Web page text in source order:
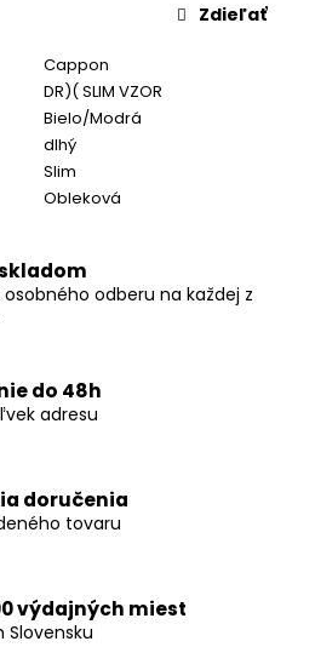
Cappon
DR)( SLIM VZOR
Bielo/Modrá
dlhý
Slim
Obleková
Zdieľať
odberu na každej z
do 48h
adresu
doručenia
tovaru
výdajných miest